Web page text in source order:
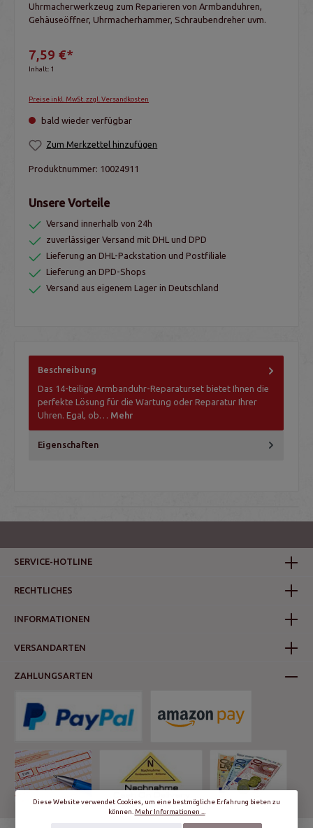
Uhrmacherwerkzeug zum Reparieren von Armbanduhren,
Gehäuseöffner, Uhrmacherhammer, Schraubendreher uvm.
7,59 €*
Inhalt: 1
Preise inkl. MwSt. zzgl. Versandkosten
bald wieder verfügbar
Zum Merkzettel hinzufügen
Produktnummer: 10024911
Unsere Vorteile
Versand innerhalb von 24h
zuverlässiger Versand mit DHL und DPD
Lieferung an DHL-Packstation und Postfiliale
Lieferung an DPD-Shops
Versand aus eigenem Lager in Deutschland
Beschreibung
Das 14-teilige Armbanduhr-Reparaturset bietet Ihnen die
perfekte Lösung für die Wartung oder Reparatur Ihrer
Uhren. Egal, ob… Mehr
Eigenschaften
SERVICE-HOTLINE
RECHTLICHES
INFORMATIONEN
VERSANDARTEN
ZAHLUNGSARTEN
Diese Website verwendet Cookies, um eine bestmögliche Erfahrung bieten zu
können. Mehr Informationen ...